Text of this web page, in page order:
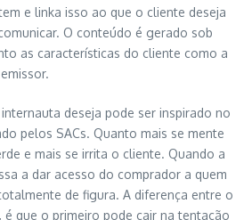
e linka isso ao que o cliente deseja
O conteúdo é gerado sob
as características do cliente como a
deseja pode ser inspirado no
pelos SACs. Quanto mais se mente
e mais se irrita o cliente. Quando a
a dar acesso do comprador a quem
de figura. A diferença entre o
é que o primeiro pode cair na tentação